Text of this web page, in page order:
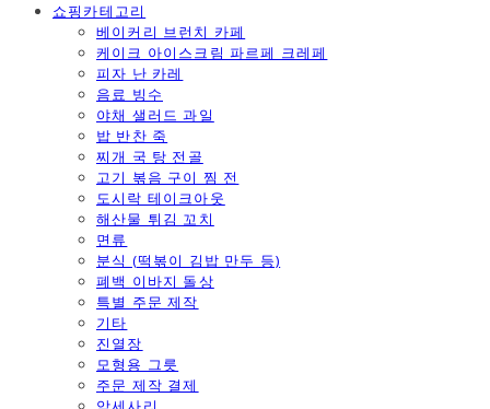
쇼핑카테고리
베이커리 브런치 카페
케이크 아이스크림 파르페 크레페
피자 난 카레
음료 빙수
야채 샐러드 과일
밥 반찬 죽
찌개 국 탕 전골
고기 볶음 구이 찜 전
도시락 테이크아웃
해산물 튀김 꼬치
면류
분식 (떡볶이 김밥 만두 등)
폐백 이바지 돌상
특별 주문 제작
기타
진열장
모형용 그릇
주문 제작 결제